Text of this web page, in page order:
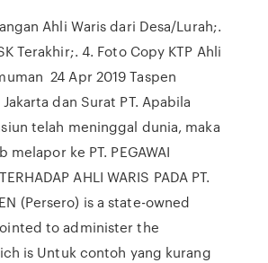
Ahli Waris dari Desa/Lurah;.
Terakhir;. 4. Foto Copy KTP Ahli
24 Apr 2019 Taspen
dan Surat PT. Apabila
telah meninggal dunia, maka
melapor ke PT. PEGAWAI
AHLI WARIS PADA PT.
(Persero) is a state-owned
to administer the
is Untuk contoh yang kurang